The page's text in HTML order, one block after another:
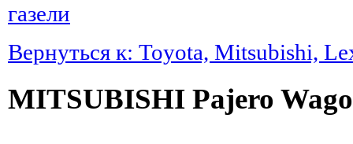
Вернуться к: Toyota, Mitsubishi,
MITSUBISHI Pajero